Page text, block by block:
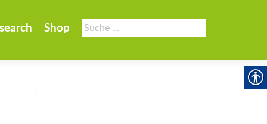
Suche
nach:
Shop